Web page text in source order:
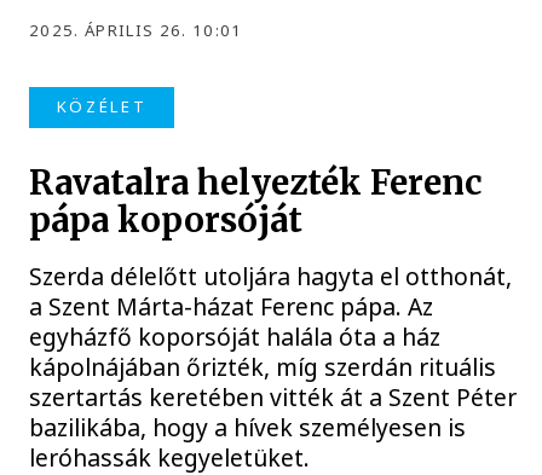
2025. ÁPRILIS 26. 10:01
KÖZÉLET
Ravatalra helyezték Ferenc
pápa koporsóját
Szerda délelőtt utoljára hagyta el otthonát,
a Szent Márta-házat Ferenc pápa. Az
egyházfő koporsóját halála óta a ház
kápolnájában őrizték, míg szerdán rituális
szertartás keretében vitték át a Szent Péter
bazilikába, hogy a hívek személyesen is
leróhassák kegyeletüket.